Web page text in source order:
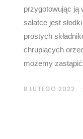
przygotowując ją
sałatce jest
prostych
chrupiących
możemy
8 LUTEGO 2022